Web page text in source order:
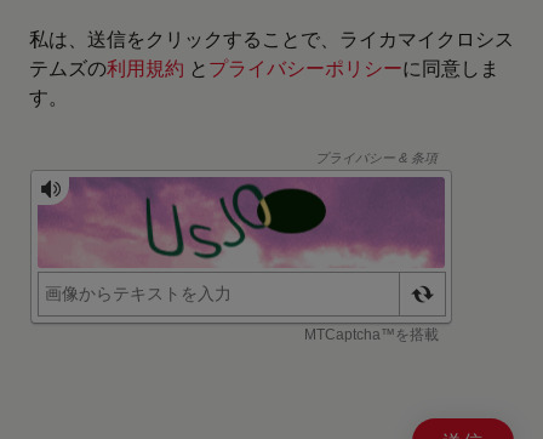
私は、送信をクリックすることで、ライカマイクロシス
テムズの利用規約 と プライバシーポリシーに同意しま
す。